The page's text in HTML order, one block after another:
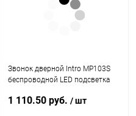
Звонок дверной Intro MP103S
беспроводной LED подсветка
мелодий
1 110.50 руб. / шт